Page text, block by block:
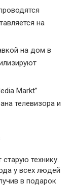
на
на дом в
Markt”
телевизора и
технику.
у всех людей
в подарок